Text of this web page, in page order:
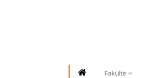
Fakülte